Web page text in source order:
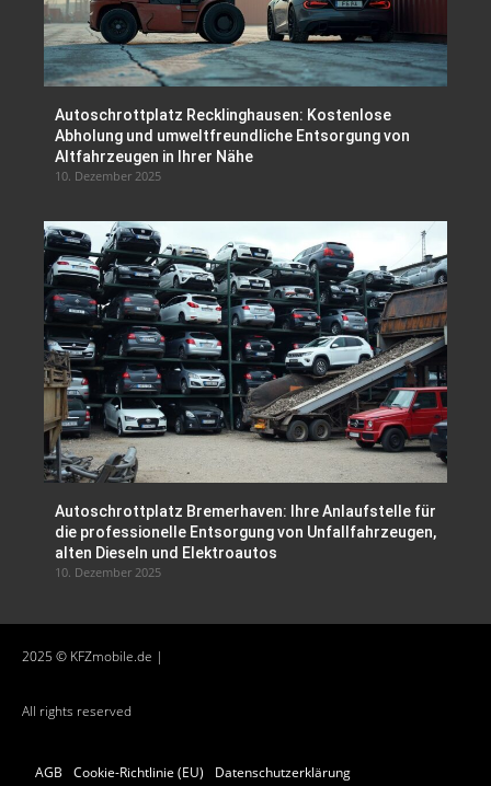
Autoschrottplatz Recklinghausen: Kostenlose
Abholung und umweltfreundliche Entsorgung von
Altfahrzeugen in Ihrer Nähe
10. Dezember 2025
Autoschrottplatz Bremerhaven: Ihre Anlaufstelle für
die professionelle Entsorgung von Unfallfahrzeugen,
alten Dieseln und Elektroautos
10. Dezember 2025
2025 © KFZmobile.de |
All rights reserved
AGB Cookie-Richtlinie (EU) Datenschutzerklärung